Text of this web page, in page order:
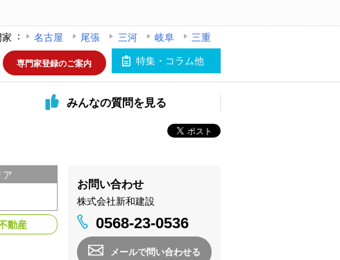
名古屋 尾張 三河 岐阜
三重
特集・コラム他
専門家登録のご案内
みんなの質問を見る
お問い合わせ
株式会社新和建設
0568-23-0536
メールで問い合わせる
ア
動産